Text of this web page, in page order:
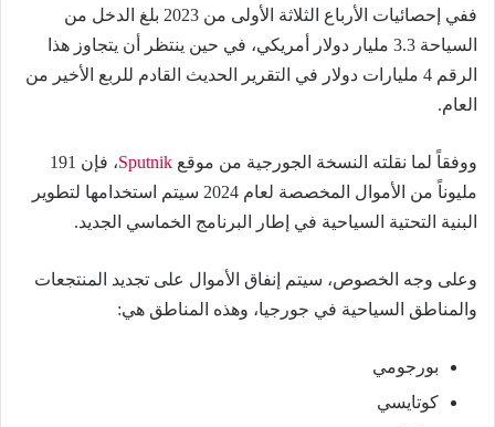
ففي إحصائيات الأرباع الثلاثة الأولى من 2023 بلغ الدخل من
السياحة 3.3 مليار دولار أمريكي، في حين ينتظر أن يتجاوز هذا
الرقم 4 مليارات دولار في التقرير الحديث القادم للربع الأخير من
العام.
ووفقاً لما نقلته النسخة الجورجية من موقع Sputnik
، فإن 191
مليوناً من الأموال المخصصة لعام 2024 سيتم استخدامها لتطوير
البنية التحتية السياحية في إطار البرنامج الخماسي الجديد.
وعلى وجه الخصوص، سيتم إنفاق الأموال على تجديد المنتجعات
والمناطق السياحية في جورجيا، وهذه المناطق هي:
بورجومي
كوتايسي